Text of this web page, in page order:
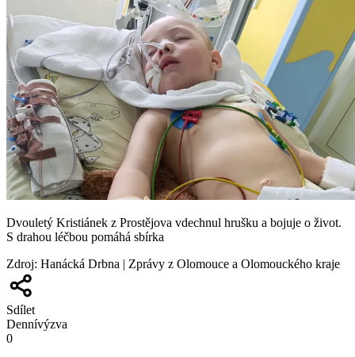
Dvouletý Kristiánek z Prostějova vdechnul hrušku a bojuje o život.
S drahou léčbou pomáhá sbírka
Zdroj: Hanácká Drbna | Zprávy z Olomouce a Olomouckého kraje
Sdílet
Dennívýzva
0